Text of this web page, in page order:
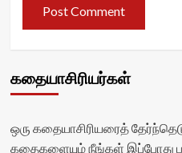
கதையாசிரியர்கள்
ஒரு கதையாசிரியரைத்
கதைகளையும் நீங்கள் இப்போது